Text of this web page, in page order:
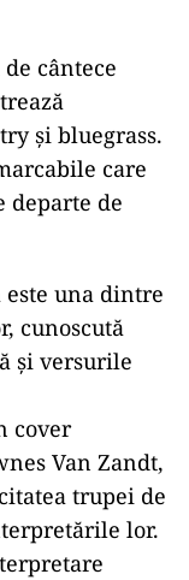
cântece
și bluegrass.
care
departe de
este una dintre
cunoscută
și versurile
cover
Van Zandt,
trupei de
lor.